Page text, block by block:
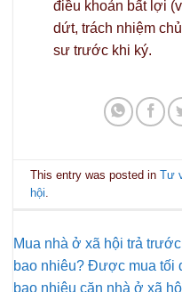
điều khoản bất lợi
dứt, trách nhiệm
sư trước khi ký.
This entry was posted inTư
hội
Mua nhà ở xã hội trả trước
bao nhiêu? Được mua tối
bao nhiêu căn nhà ở xã